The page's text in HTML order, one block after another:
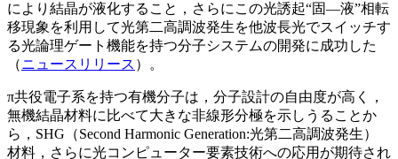
により結晶が液化すること，さらにこの光誘起“固―液”相転
移現象を利用して光第二高調波発生を他波長光でスイッチす
る光論理ゲート機能を持つ分子システムの開発に成功した
（ニュースリリース ）。
π共役電子系を持つ有機分子は，分子設計の自由度が高く，
無機結晶材料に比べて大きな非線形分極を示しうることか
ら，SHG（Second Harmonic Generation:光第二高調波発生）
材料，さらに光コンピューター要素技術への応用が期待され